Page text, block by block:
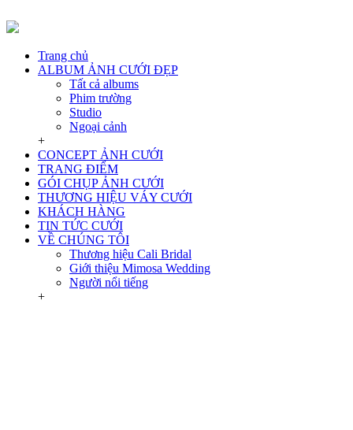
Trang chủ
ALBUM ẢNH CƯỚI ĐẸP
Tất cả albums
Phim trường
Studio
Ngoại cảnh
+
CONCEPT ẢNH CƯỚI
TRANG ĐIỂM
GÓI CHỤP ẢNH CƯỚI
THƯƠNG HIỆU VÁY CƯỚI
KHÁCH HÀNG
TIN TỨC CƯỚI
VỀ CHÚNG TÔI
Thương hiệu Cali Bridal
Giới thiệu Mimosa Wedding
Người nổi tiếng
+